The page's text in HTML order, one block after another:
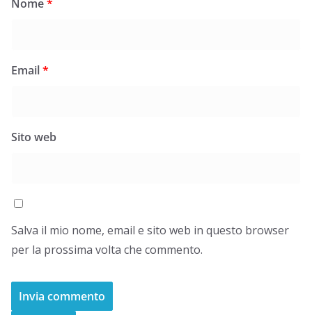
Nome*
Email*
Sito web
Salva il mio nome, email e sito web in questo browser
per la prossima volta che commento.